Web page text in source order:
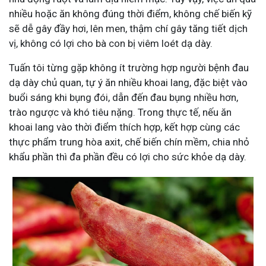
nhiều hoặc ăn không đúng thời điểm, không chế biến kỹ
sẽ dễ gây đầy hơi, lên men, thậm chí gây tăng tiết dịch
vị, không có lợi cho bà con bị viêm loét dạ dày.
Tuấn tôi từng gặp không ít trường hợp người bệnh đau
dạ dày chủ quan, tự ý ăn nhiều khoai lang, đặc biệt vào
buổi sáng khi bụng đói, dẫn đến đau bụng nhiều hơn,
trào ngược và khó tiêu nặng. Trong thực tế, nếu ăn
khoai lang vào thời điểm thích hợp, kết hợp cùng các
thực phẩm trung hòa axit, chế biến chín mềm, chia nhỏ
khẩu phần thì đa phần đều có lợi cho sức khỏe dạ dày.